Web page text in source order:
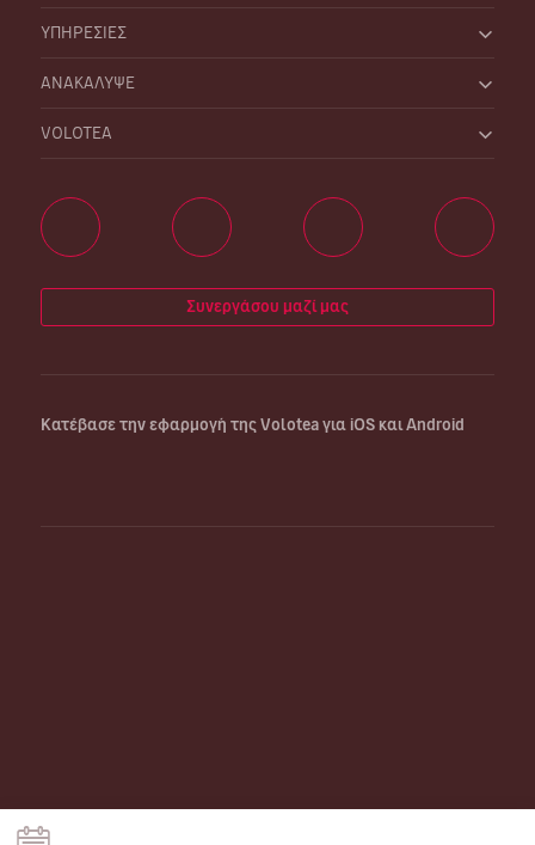
ΥΠΗΡΕΣΙΕΣ
ΑΝΑΚΑΛΥΨΕ
VOLOTEA
Συνεργάσου μαζί μας
Κατέβασε την εφαρμογή της Volotea για iOS και Android